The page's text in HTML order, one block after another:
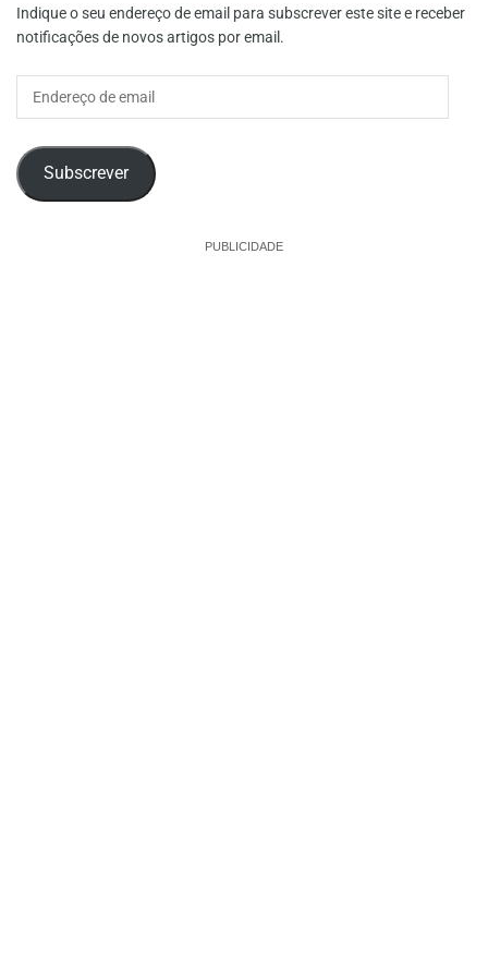
Indique o seu endereço de email para subscrever este site e receber
notificações de novos artigos por email.
Subscrever
PUBLICIDADE